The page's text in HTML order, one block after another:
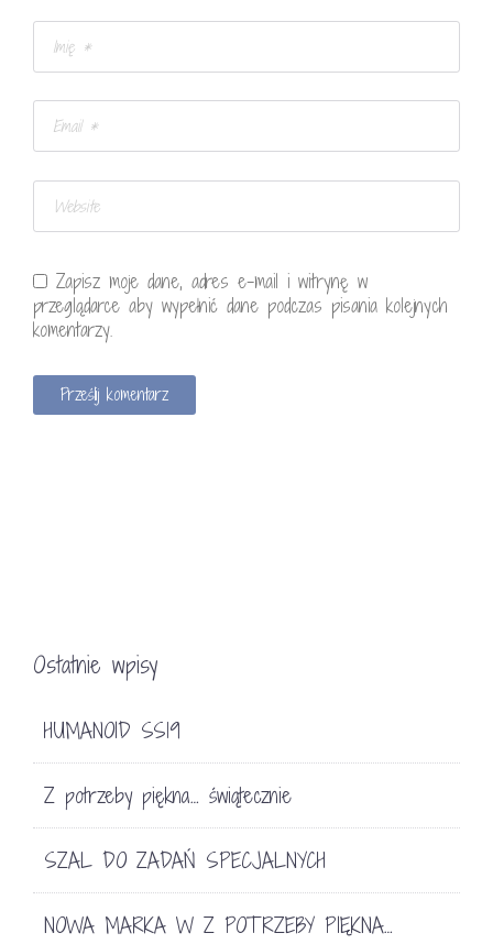
Zapisz moje dane, adres e-mail i witrynę w
przeglądarce aby wypełnić dane podczas pisania kolejnych
komentarzy.
Ostatnie wpisy
HUMANOID SS19
Z potrzeby piękna… świątecznie
SZAL DO ZADAŃ SPECJALNYCH
NOWA MARKA W Z POTRZEBY PIĘKNA…